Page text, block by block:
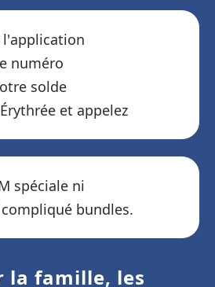
l'application
numéro
solde
et appelez
spéciale ni
bundles.
la famille, les